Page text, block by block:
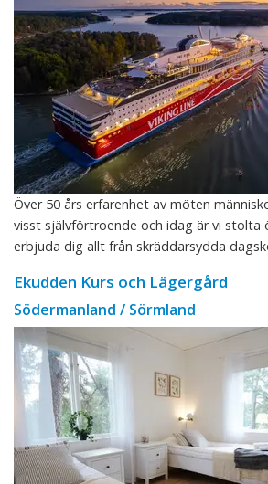
Över 50 års erfarenhet av möten
visst självförtroende och idag är vi stolta
erbjuda dig allt från skräddarsydda
Ekudden Kurs och Lägergård
Södermanland / Sörmland